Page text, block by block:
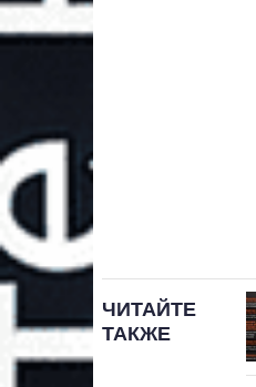
ЧИТАЙТЕ
ТАКЖЕ